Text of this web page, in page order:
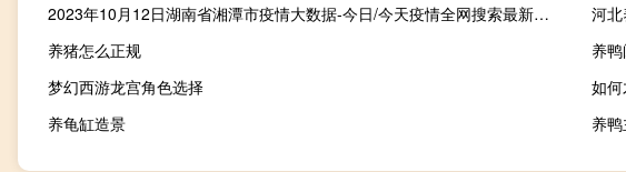
2023年10月12日湖南省湘潭市疫情大数据-今日/今天疫情全网搜索最新实时消息动态情况通知播报
河
养猪怎么正规
养
梦幻西游龙宫角色选择
如
养龟缸造景
养